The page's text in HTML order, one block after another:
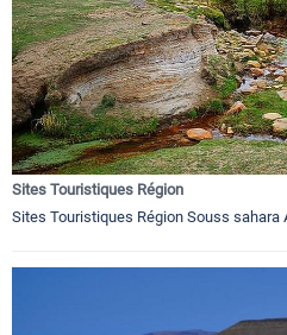
Sites Touristiques Région
Sites Touristiques Région Souss sahara